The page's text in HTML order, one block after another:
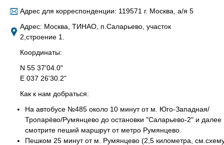
Адрес для корреспонденции: 119571 г. Москва, а/я 5
Адрес: Москва, ТИНАО, п.Саларьево, участок
2,строение 1.
Координаты:
N 55 37'04.0"
E 037 26'30.2"
Как к нам добраться:
На автобусе №485 около 10 минут от м. Юго-Западная/
Тропарёво/Румянцево до остановки "Саларьево-2" и далее
смотрите пеший маршрут от метро Румянцево.
Пешком 25 минут от м. Румянцево (2,5 километра,